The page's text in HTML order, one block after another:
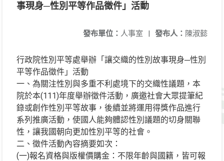
事現身─性別平等作品徵件」活動
發布人： 陳淑懿
發布單位： 人事室 |
行政院性別平等處舉辦「讓交織的性別故事現身─性別
平等作品徵件」活動
一、為關注性別與多重不利處境下的交織性議題，本
院於本(111)年度舉辦徵件活動，廣邀社會大眾提筆紀
錄或創作性別平等故事，後續並將運用得獎作品進行
系列推廣活動，使國人能夠體認性別議題的切身關聯
性，讓我國朝向更加性別平等的社會。
二、徵件活動內容摘要如次：
(一)報名資格與版權價購金：不限年齡與國籍，皆可報